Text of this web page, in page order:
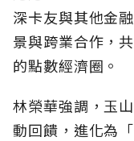
深卡友與其他金
景與跨業合作，
的點數經濟圈。
林榮華強調，玉
動回饋，進化為